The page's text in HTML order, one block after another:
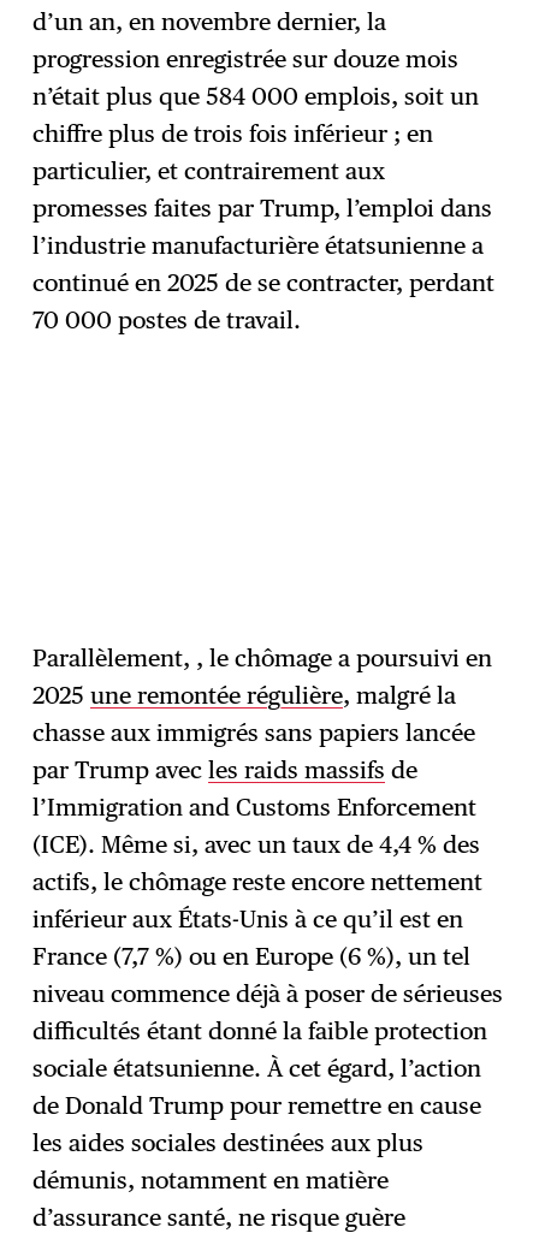
d’un an, en novembre dernier, la
progression enregistrée sur douze mois
n’était plus que 584 000 emplois, soit un
chiffre plus de trois fois inférieur ; en
particulier, et contrairement aux
promesses faites par Trump, l’emploi dans
l’industrie manufacturière étatsunienne a
continué en 2025 de se contracter, perdant
70 000 postes de travail.
Parallèlement, , le chômage a poursuivi en
2025une remontée régulière, malgré la
chasse aux immigrés sans papiers lancée
par Trump avecles raids massifs de
l’Immigration and Customs Enforcement
(ICE). Même si, avec un taux de 4,4 % des
actifs, le chômage reste encore nettement
inférieur aux États-Unis à ce qu’il est en
France (7,7 %) ou en Europe (6 %), un tel
niveau commence déjà à poser de sérieuses
difficultés étant donné la faible protection
sociale étatsunienne. À cet égard, l’action
de Donald Trump pour remettre en cause
les aides sociales destinées aux plus
démunis, notamment en matière
d’assurance santé, ne risque guère